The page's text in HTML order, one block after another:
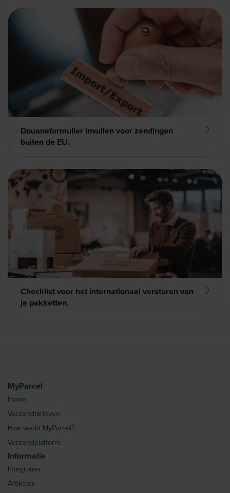
Douaneformulier invullen voor zendingen
buiten de EU.
Checklist voor het internationaal versturen van
je pakketten.
MyParcel
Home
Verzendtarieven
Hoe werkt MyParcel?
Verzendplatform
Informatie
Integraties
Artikelen